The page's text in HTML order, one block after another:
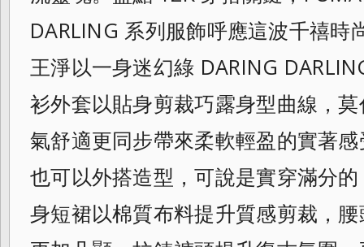
DARLING 系列服飾呼應這波千禧時
王淨以一身迷幻綠 DARING
衫外套以貼身剪裁巧露身型曲線，
氣舒適更同步帶來柔軟輕盈的實著
也可以外搭造型，可說是實穿滿分
身短裙以棉質布料提升質感剪裁，